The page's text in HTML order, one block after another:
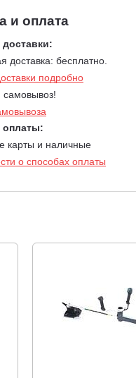
безопасности пилы –
обеспечивает
работы на большой
корпусе пилы позволяет
CONNECT.Пила
и оплата
доставка: бесплатно.
подробно
карты и наличные
о способах оплаты